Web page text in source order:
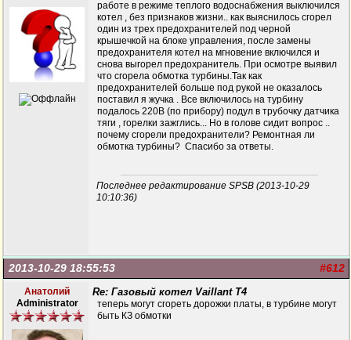
работе в режиме теплого водоснабжения выключился
котел , без признаков жизни.. как выяснилось сгорел
один из трех предохранителей под черной
крышечкой на блоке управления, после замены
предохранителя котел на мгновение включился и
снова выгорел предохранитель. При осмотре выявил
что сгорела обмотка турбины.Так как
предохранителей больше под рукой не оказалось
поставил я жучка . Все включилось на турбину
подалось 220В (по прибору) подул в трубочку датчика
тяги , горелки зажглись... Но в голове сидит вопрос ..
почему сгорели предохранители? Ремонтная ли
обмотка турбины? Спасибо за ответы.
Последнее редактирование SPSB (2013-10-29
10:10:36)
#612
2013-10-29 18:55:53
Анатолий
Administrator
Re: Газовый котел Vaillant T4
теперь могут сгореть дорожки платы, в турбине могут
быть КЗ обмотки